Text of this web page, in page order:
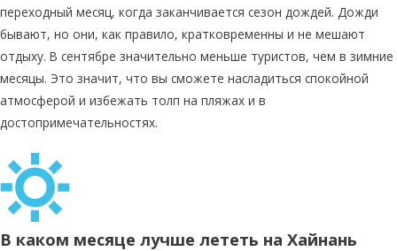
переходный месяц, когда заканчивается сезон дождей. Дожди
бывают, но они, как правило, кратковременны и не мешают
отдыху. В сентябре значительно меньше туристов, чем в зимние
месяцы. Это значит, что вы сможете насладиться спокойной
атмосферой и избежать толп на пляжах и в
достопримечательностях.
В каком месяце лучше лететь на Хайнань